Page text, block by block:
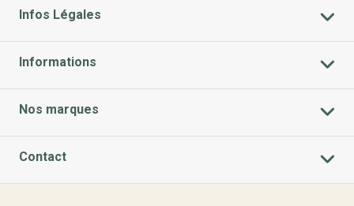
Infos Légales
Informations
Nos marques
Contact